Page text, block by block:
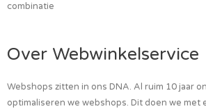
combinatie
Over Webwinkelservice
Webshops zitten in ons DNA. Al ruim 10 jaar
optimaliseren we webshops. Dit doen we met